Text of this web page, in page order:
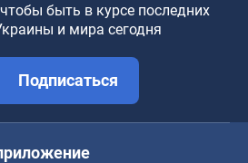
быть в курсе последних
и мира сегодня
Подписаться